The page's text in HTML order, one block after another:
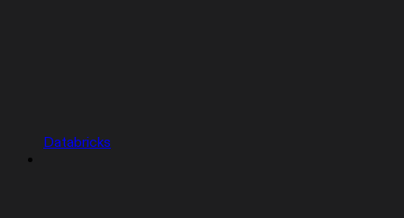
Databricks